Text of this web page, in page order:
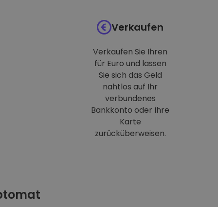
Verkaufen
Verkaufen Sie Ihren
für Euro und lassen
Sie sich das Geld
nahtlos auf Ihr
verbundenes
Bankkonto oder Ihre
Karte
zurücküberweisen.